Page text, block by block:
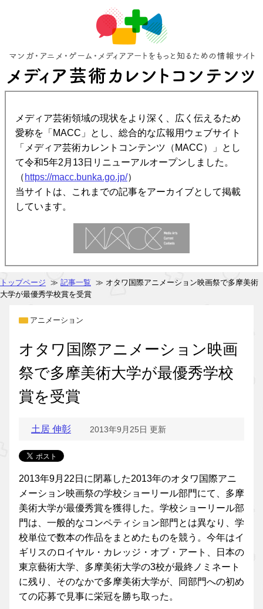
メディア芸術領域の現状をより深く、広く伝えるため
愛称を「MACC」とし、総合的な広報用ウェブサイト
「メディア芸術カレントコンテンツ（MACC）」とし
て令和5年2月13日リニューアルオープンしました。
（ https://macc.bunka.go.jp/）
当サイトは、これまでの記事をアーカイブとして掲載
しています。
トップページ ≫ 記事一覧 ≫ オタワ国際アニメーション映画祭で多摩美術
大学が最優秀学校賞を受賞
アニメーション
オタワ国際アニメーション映画
祭で多摩美術大学が最優秀学校
賞を受賞
土居 伸彰 2013年9月25日 更新
2013年9月22日に閉幕した2013年のオタワ国際アニ
メーション映画祭の学校ショーリール部門にて、多摩
美術大学が最優秀賞を獲得した。学校ショーリール部
門は、一般的なコンペティション部門とは異なり、学
校単位で数本の作品をまとめたものを競う。今年はイ
ギリスのロイヤル・カレッジ・オブ・アート、日本の
東京藝術大学、多摩美術大学の3校が最終ノミネート
に残り、そのなかで多摩美術大学が、同部門への初め
ての応募で見事に栄冠を勝ち取った。